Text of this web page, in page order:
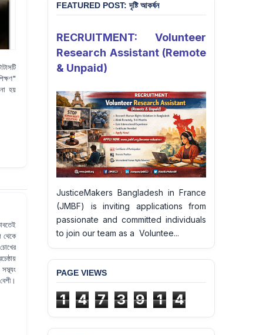
হয়
থেকে
FEATURED POST: দৃষ্টি আকর্ষন
RECRUITMENT: Volunteer
Research Assistant (Remote
& Unpaid)
JusticeMakers Bangladesh in France
(JMBF) is inviting applications from
passionate and committed individuals
to join our team as a Voluntee...
PAGE VIEWS
1 4 7 3 9 1 4